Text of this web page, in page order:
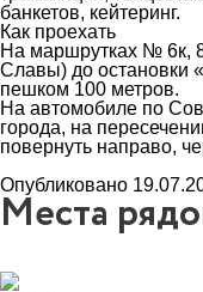
банкетов, кейтеринг.
Как проехать
На маршрутках № 6к,
Славы) до остановки
пешком 100 метров.
На автомобиле по
города, на
повернуть направо,
Опубликовано
Места